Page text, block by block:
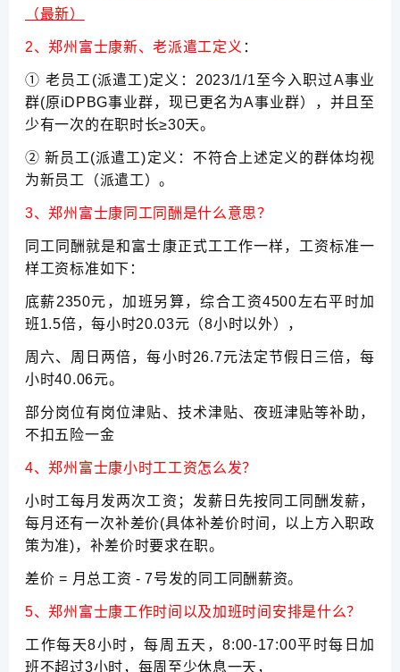
（最新）
2、郑州富士康新、老派遣工定义 ：
① 老员工(派遣工)定义：2023/1/1至今入职过A事业
群(原iDPBG事业群，现已更名为A事业群），并且至
少有一次的在职时长≥30天。
② 新员工(派遣工)定义：不符合上述定义的群体均视
为新员工（派遣工）。
3、郑州富士康同工同酬是什么意思？
同工同酬就是和富士康正式工工作一样，工资标准一
样工资标准如下：
底薪2350元，加班另算，综合工资4500左右平时加
班1.5倍，每小时20.03元（8小时以外），
周六、周日两倍，每小时26.7元法定节假日三倍，每
小时40.06元。
部分岗位有岗位津贴、技术津贴、夜班津贴等补助，
不扣五险一金
4、郑州富士康小时工工资怎么发？
小时工每月发两次工资；发薪日先按同工同酬发薪，
每月还有一次补差价(具体补差价时间，以上方入职政
策为准)，补差价时要求在职。
差价 = 月总工资 - 7号发的同工同酬薪资。
5、郑州富士康工作时间以及加班时间安排是什么？
工作每天8小时，每周五天，8:00-17:00平时每日加
班不超过3小时，每周至少休息一天，